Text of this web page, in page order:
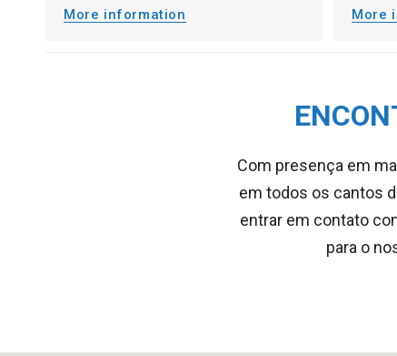
More information More
Com presença em
em todos os cantos
entrar em contato
para o